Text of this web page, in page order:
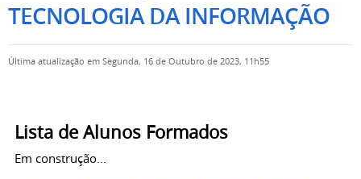
TECNOLOGIA DA INFORMAÇÃO
Última atualização em Segunda, 16 de Outubro de 2023, 11h55
Lista de Alunos Formados
Em construção...